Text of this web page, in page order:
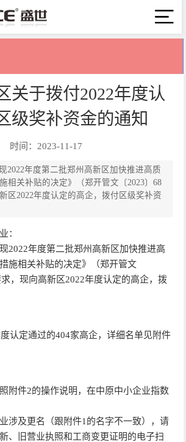
关于拨付2022年度认
级奖补资金的通知
时间：2023-11-17
2022年度第二批郑州高新区加快推进高质
相关补贴的决定》（郑开管文〔2023〕68
区2022年度认定的高企，拨付区级奖补资
：
2022年度第二批郑州高新区加快推进高
施相关补贴的决定》（郑开管文
求，现向高新区2022年度认定的高企，拨
认定通过的404家高企，详细名单见附件
附件2的操作说明，在中原中小企业指数
涉及更名（跟附件1的名字不一致），请
、旧营业执照和工商变更证明的电子扫